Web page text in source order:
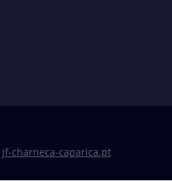
jf-charneca-caparica.pt